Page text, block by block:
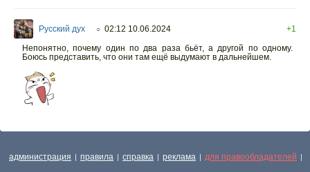
Русский дух ○ 02:12 10.06.2024
+1
Непонятно, почему один по два раза бьёт, а другой по одному.
Боюсь представить, что они там ещё выдумают в дальнейшем.
администрация | правила | справка | реклама | для правообладателей |